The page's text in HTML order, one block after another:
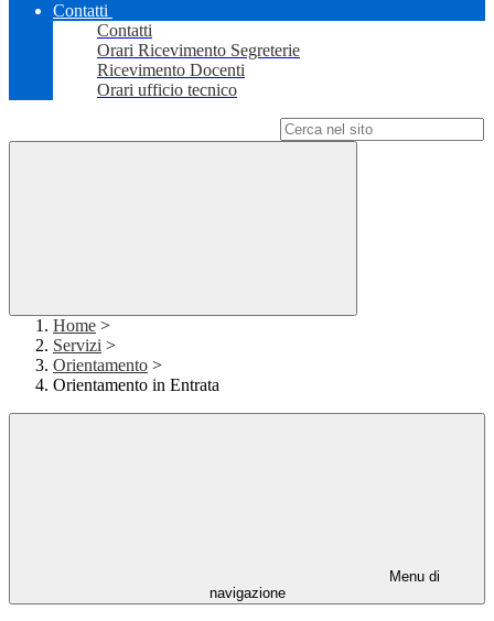
Contatti
Contatti
Orari Ricevimento Segreterie
Ricevimento Docenti
Orari ufficio tecnico
Home >
Servizi >
Orientamento >
Orientamento in Entrata
Menu di
navigazione